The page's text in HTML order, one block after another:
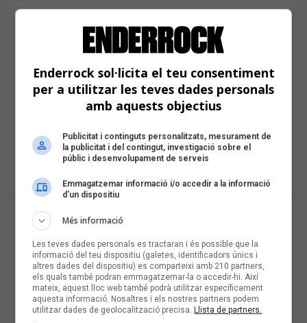
Enderrock sol·licita el teu consentiment
per a utilitzar les teves dades personals
amb aquests objectius
Publicitat i continguts personalitzats, mesurament de
la publicitat i del contingut, investigació sobre el
públic i desenvolupament de serveis
Emmagatzemar informació i/o accedir a la informació
d’un dispositiu
Més informació
Les teves dades personals es tractaran i és possible que la
informació del teu dispositiu (galetes, identificadors únics i
altres dades del dispositiu) es comparteixi amb 210 partners,
els quals també podran emmagatzemar-la o accedir-hi. Així
mateix, aquest lloc web també podrà utilitzar específicament
aquesta informació. Nosaltres i els nostres partners podem
utilitzar dades de geolocalització precisa.Llista de partners.